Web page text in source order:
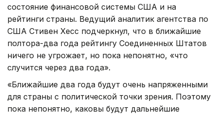
состояние финансовой системы США и на
рейтинги страны. Ведущий аналитик агентства по
США Стивен Хесс подчеркнул, что в ближайшие
полтора-два года рейтингу Соединенных Штатов
ничего не угрожает, но пока непонятно, «что
случится через два года».
«Ближайшие два года будут очень напряженными
для страны с политической точки зрения. Поэтому
пока непонятно, каковы будут дальнейшие